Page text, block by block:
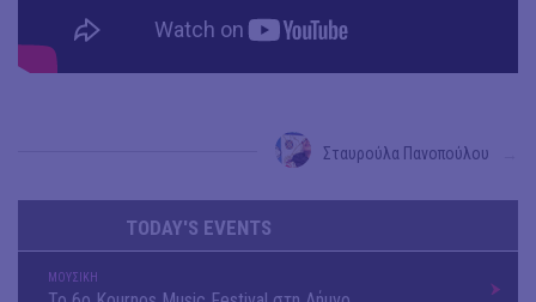
Σταυρούλα Πανοπούλου
TODAY'S EVENTS
ΜΟΥΣΙΚΗ